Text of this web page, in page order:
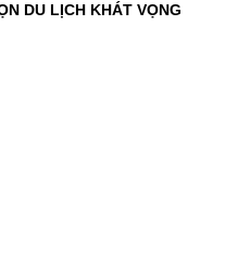
DU LỊCH KHÁT VỌNG